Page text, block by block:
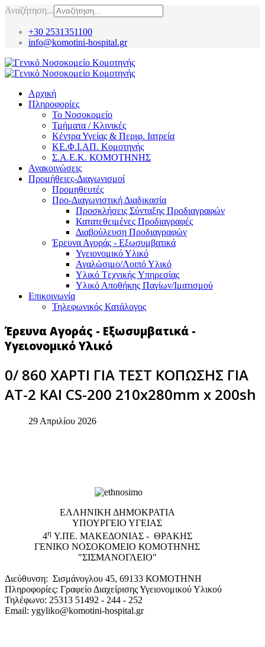
Αναζήτηση...
+30 2531351100
info@komotini-hospital.gr
Αρχική
Πληροφορίες
Το Νοσοκομείο
Τμήματα / Κλινικές
Κέντρα Υγείας & Περιφ. Ιατρεία
ΚΕ.Φ.Ι.ΑΠ. Κομοτηνής
Σ.Α.Ε.Κ. ΚΟΜΟΤΗΝΗΣ
Ανακοινώσεις
Προμήθειες-Διαγωνισμοί
Προμηθευτές
Προ-Διαγωνιστική Διαδικασία
Προσκλήσεις Σύνταξης Προδιαγραφών
Κατατεθειμένες Προδιαγραφές
Διαβούλευση Προδιαγραφών
Έρευνα Αγοράς - Εξωσυμβατικά
Υγειονομικό Υλικό
Αναλώσιμο/Λοιπό Υλικό
Υλικό Tεχνικής Yπηρεσίας
Υλικό Αποθήκης Παγίων/Ιματισμού
Επικοινωνία
Τηλεφωνικός Κατάλογος
Έρευνα Αγοράς - Εξωσυμβατικά -
Υγειονομικό Υλικό
0/ 860 ΧΑΡΤΙ ΓΙΑ ΤΕΣΤ ΚΟΠΩΣΗΣ ΓΙΑ
ΑΤ-2 ΚΑΙ CS-200 210x280mm x 200sh
29 Απριλίου 2026
EΛΛΗΝΙΚΗ ΔΗΜΟΚΡΑΤΙΑ
ΥΠΟΥΡΓΕΙΟ ΥΓΕΙΑΣ
4η Υ.ΠΕ. ΜΑΚΕΔΟΝΙΑΣ - ΘΡΑΚΗΣ
ΓΕΝΙΚΟ NΟΣΟΚΟΜΕΙΟ ΚΟΜΟΤΗΝΗΣ
"ΣΙΣΜΑΝΟΓΛΕΙΟ"
Διεύθυνση: Σισμάνογλου 45, 69133 ΚΟΜΟΤΗΝΗ
Πληροφορίες: Γραφείο Διαχείρισης Υγειονομικού Υλικού
Τηλέφωνο: 25313 51492 - 244 - 252
Email: ygyliko@komotini-hospital.gr